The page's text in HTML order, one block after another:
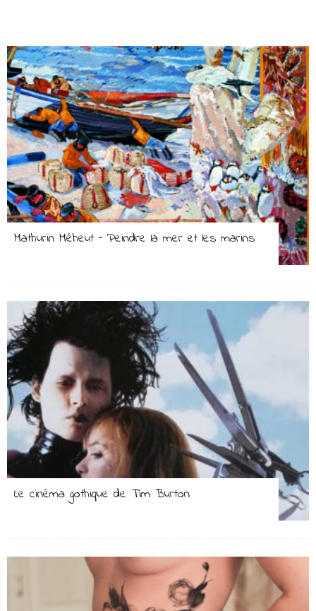
Mathurin Méheut – Peindre la mer et les marins
Le cinéma gothique de Tim Burton